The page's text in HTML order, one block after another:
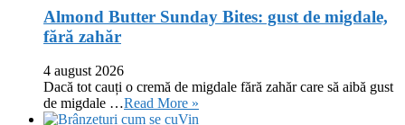
Almond Butter Sunday Bites: gust de migdale,
fără zahăr
4 august 2026
Dacă tot cauți o cremă de migdale fără zahăr care să aibă gust
de migdale …Read More »